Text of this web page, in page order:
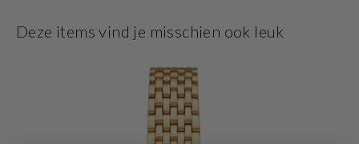
Deze items vind je misschien ook leuk